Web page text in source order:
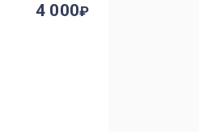
4 000